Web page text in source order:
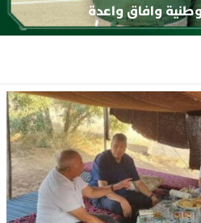
وافاق واعدة